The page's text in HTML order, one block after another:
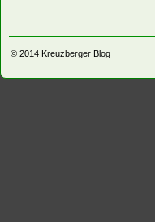
© 2014 Kreuzberger Blog